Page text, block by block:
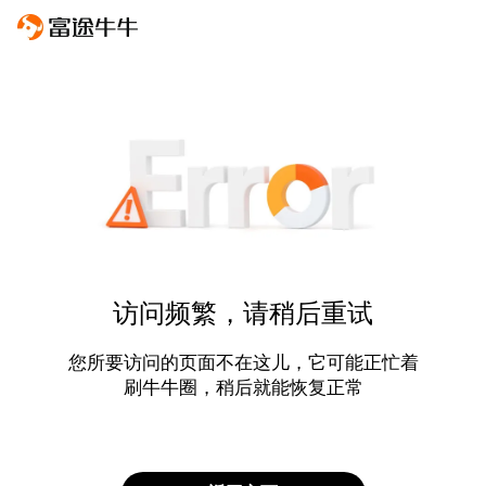
访问频繁，请稍后重试
您所要访问的页面不在这儿，它可能正忙着
刷牛牛圈，稍后就能恢复正常